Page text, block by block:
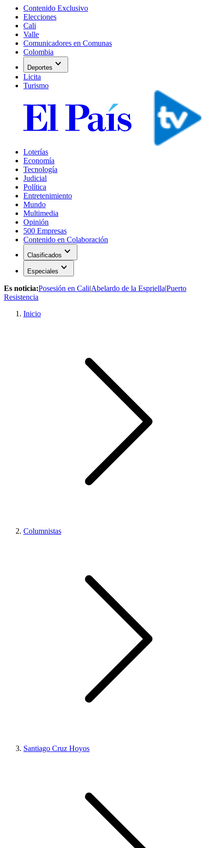
Contenido Exclusivo
Elecciones
Cali
Valle
Comunicadores en Comunas
Colombia
Deportes expand_more
Licita
Turismo
Loterías
Economía
Tecnología
Judicial
Política
Entretenimiento
Mundo
Multimedia
Opinión
500 Empresas
Contenido en Colaboración
Clasificados expand_more
Especiales expand_more
Es noticia:Posesión en Cali|Abelardo de la Espriella|Puerto
Resistencia
Inicio
Columnistas
Santiago Cruz Hoyos